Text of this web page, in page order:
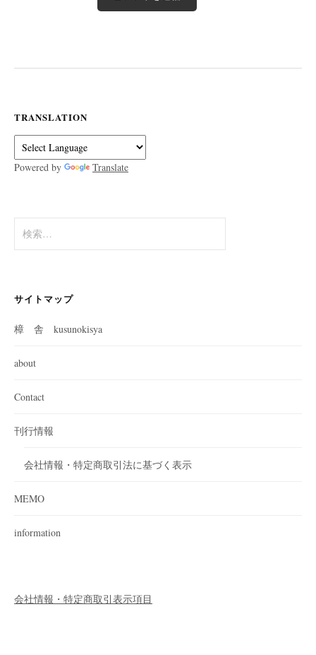
TRANSLATION
Powered by Translate
索:
サイトマップ
樟 舎 kusunokisya
about
Contact
刊行情報
会社情報・特定商取引法に基づく表示
MEMO
information
会社情報・特定商取引表示項目